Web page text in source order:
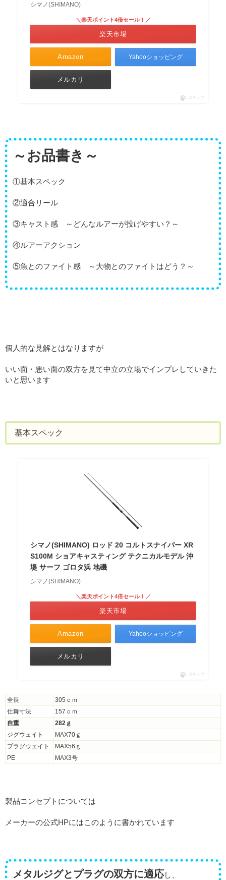
シマノ(SHIMANO)
Amazon
＼楽天ポイント4倍セール！／
楽天市場
Yahooショッピング
メルカリ
ポチップ
～お品書き～
①基本スペック
②適合リール
③キャスト感 ～どんなルアーが投げやすい？～
④ルアーアクション
⑤魚とのファイト感 ～大物とのファイトはどう？～
個人的な見解とはなりますが
いい面・悪い面の双方を見て中立の立場でインプレしていきた
いと思います
基本スペック
シマノ(SHIMANO) ロッド 20 コルトスナイパー XR
S100M ショアキャスティング テクニカルモデル 沖
堤 サーフ ゴロタ浜 地磯
シマノ(SHIMANO)
Amazon
＼楽天ポイント4倍セール！／
楽天市場
Yahooショッピング
メルカリ
ポチップ
全長
305ｃｍ
仕舞寸法
157ｃｍ
自重
282ｇ
ジグウェイト
MAX70ｇ
プラグウェイト
MAX56ｇ
PE
MAX3号
製品コンセプトについては
メーカーの公式HPにはこのように書かれています
メタルジグとプラグの双方に適応し、